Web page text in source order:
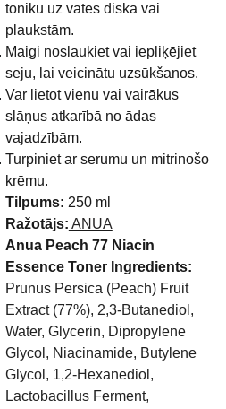
toniku uz vates diska vai
plaukstām.
Maigi noslaukiet vai iepliķējiet
seju, lai veicinātu uzsūkšanos.
Var lietot vienu vai vairākus
slāņus atkarībā no ādas
vajadzībām.
Turpiniet ar serumu un mitrinošo
krēmu.
Tilpums: 250 ml
Ražotājs: ANUA
Anua Peach 77 Niacin
Essence Toner Ingredients:
Prunus Persica (Peach) Fruit
Extract (77%), 2,3-Butanediol,
Water, Glycerin, Dipropylene
Glycol, Niacinamide, Butylene
Glycol, 1,2-Hexanediol,
Lactobacillus Ferment,